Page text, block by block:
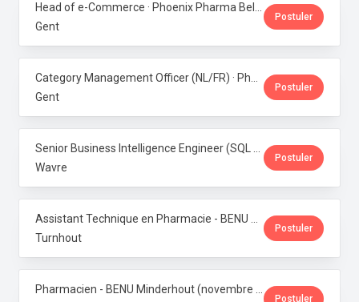
Gent
Postuler
Gent
Postuler
Wavre
Postuler
Turnhout
Postuler
Postuler